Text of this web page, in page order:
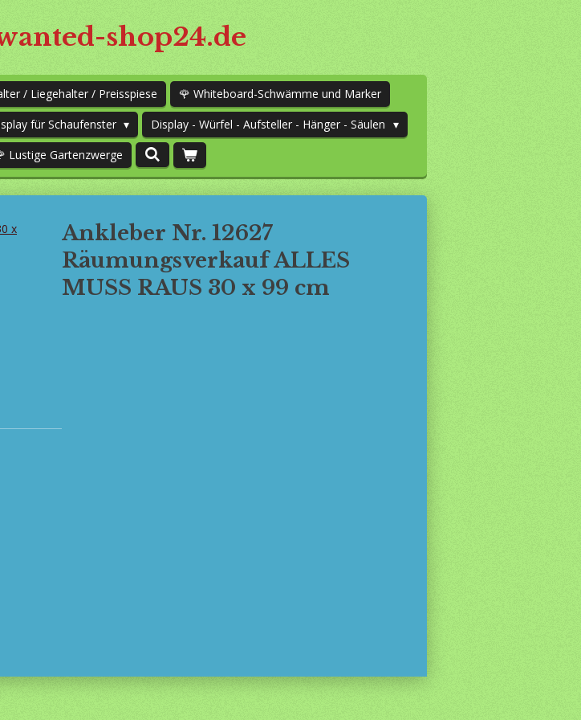
shop24.de
/ Liegehalter / Preisspiese
🌹 Whiteboard-Schwämme und Marker
für Schaufenster
Display - Würfel - Aufsteller - Hänger - Säulen
Lustige Gartenzwerge
Ankleber Nr. 12627
Räumungsverkauf ALLES
MUSS RAUS 30 x 99 cm